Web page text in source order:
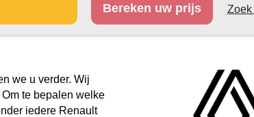
Bereken uw prijs Zoek
we u verder. Wij
te bepalen welke
iedere Renault